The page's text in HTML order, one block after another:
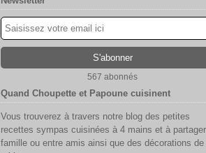
567 abonnés
Quand Choupette et Papoune cuisinent
Vous trouverez à travers notre blog des petites
recettes sympas cuisinées à 4 mains et à
famille ou entre amis ainsi que des décorations de